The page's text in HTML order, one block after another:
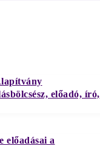
előadó, író,
a